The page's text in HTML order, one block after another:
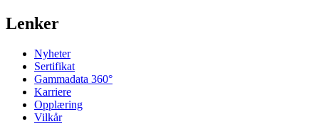
Lenker
Nyheter
Sertifikat
Gammadata 360°
Karriere
Opplæring
Vilkår